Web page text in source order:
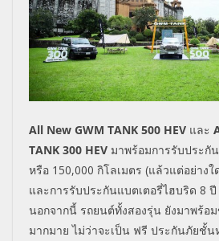
All New GWM TANK 500 HEV และ
TANK 300 HEV มาพร้อมการรับประ
หรือ 150,000 กิโลเมตร (แล้วแต่อย่าง
และการรับประกันแบตเตอรี่ไฮบริด 8 ปี
นอกจากนี้ รถยนต์ทั้งสองรุ่น ยังมาพร้อ
มากมาย ไม่ว่าจะเป็น ฟรี ประกันภัยชั้